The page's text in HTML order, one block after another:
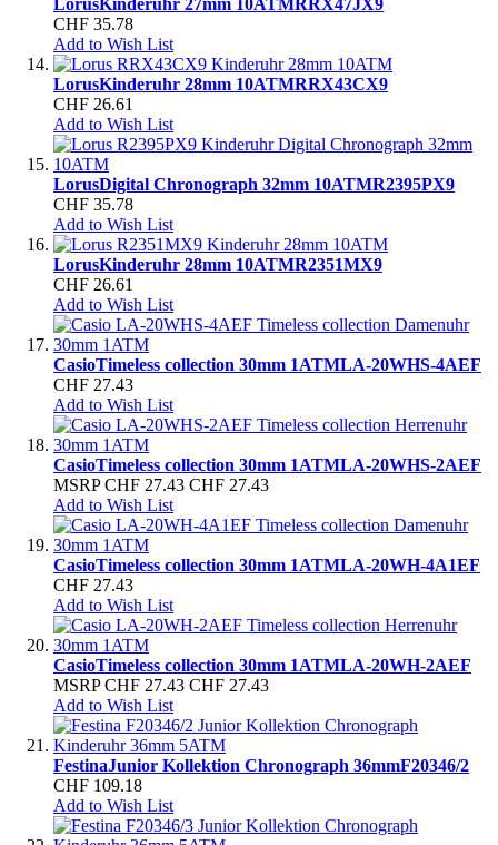
CHF 35.78
Add to Wish List
LorusKinderuhr 28mm 10ATMRRX43CX9
CHF 26.61
Add to Wish List
LorusDigital Chronograph 32mm 10ATMR2395PX9
CHF 35.78
Add to Wish List
LorusKinderuhr 28mm 10ATMR2351MX9
CHF 26.61
Add to Wish List
CasioTimeless collection 30mm 1ATMLA-20WHS-4AEF
CHF 27.43
Add to Wish List
CasioTimeless collection 30mm 1ATMLA-20WHS-2AEF
MSRP CHF 27.43 CHF 27.43
Add to Wish List
CasioTimeless collection 30mm 1ATMLA-20WH-4A1EF
CHF 27.43
Add to Wish List
CasioTimeless collection 30mm 1ATMLA-20WH-2AEF
MSRP CHF 27.43 CHF 27.43
Add to Wish List
FestinaJunior Kollektion Chronograph 36mmF20346/2
CHF 109.18
Add to Wish List